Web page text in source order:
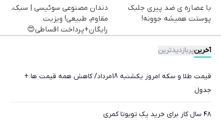
با عصاره ی ضد پیری جلبک
پوستت همیشه جوونه!
دندان مصنوعی سوئیسی | سبک،
مقاوم، طبیعی! ویزیت
رایگان+پرداخت اقساطی😍
آخرینپربازدیدترین
قیمت طلا و سکه امروز یکشنبه 18مرداد/ کاهش همه قیمت ها +
جدول
۴۸ سال کار برای خرید یک تویوتا کمری